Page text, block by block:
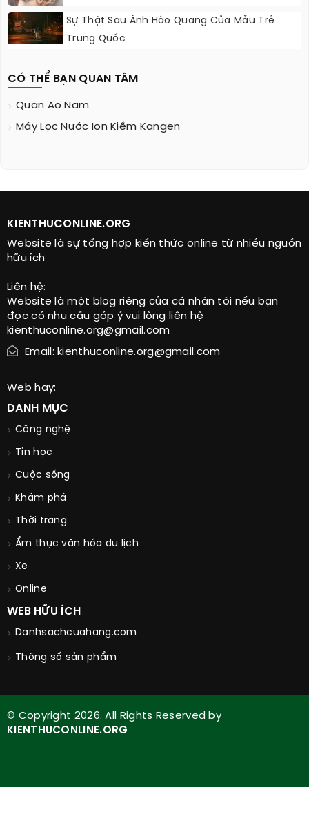
Sự Thật Sau Ánh Hào Quang Của Mẫu Trẻ
Trung Quốc
CÓ THỂ BẠN QUAN TÂM
Quan Ao Nam
Máy Lọc Nước Ion Kiềm Kangen
KIENTHUCONLINE.ORG
Website là sự tổng hợp kiến thức online từ nhiều nguồn
hữu ích
Liên hệ:
Website là một blog riêng của cá nhân tôi nếu bạn
đọc có nhu cầu góp ý vui lòng liên hệ
kienthuconline.org@gmail.com
Email: kienthuconline.org@gmail.com
Web hay:
DANH MỤC
Công nghệ
Tin học
Cuộc sống
Khám phá
Thời trang
Ẩm thực văn hóa du lịch
Xe
Online
WEB HỮU ÍCH
Danhsachcuahang.com
Thông số sản phẩm
© Copyright 2026. All Rights Reserved by
KIENTHUCONLINE.ORG